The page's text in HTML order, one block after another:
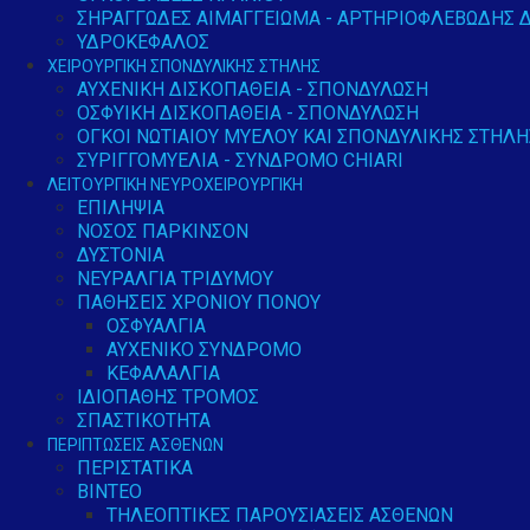
ΣΗΡΑΓΓΏΔΕΣ ΑΙΜΑΓΓΕΊΩΜΑ - ΑΡΤΗΡΙΟΦΛΕΒΏΔΗΣ
ΥΔΡΟΚΈΦΑΛΟΣ
ΧΕΙΡΟΥΡΓΙΚΉ ΣΠΟΝΔΥΛΙΚΉΣ ΣΤΉΛΗΣ
ΑΥΧΕΝΙΚΉ ΔΙΣΚΟΠΆΘΕΙΑ - ΣΠΟΝΔΎΛΩΣΗ
ΟΣΦΥΙΚΉ ΔΙΣΚΟΠΆΘΕΙΑ - ΣΠΟΝΔΎΛΩΣΗ
ΟΓΚΟΙ ΝΩΤΙΑΊΟΥ ΜΥΕΛΟΎ ΚΑΙ ΣΠΟΝΔΥΛΙΚΉΣ
ΣΥΡΙΓΓΟΜΥΕΛΊΑ - ΣΎΝΔΡΟΜΟ CHIARI
ΛΕΙΤΟΥΡΓΙΚΉ ΝΕΥΡΟΧΕΙΡΟΥΡΓΙΚΉ
ΕΠΙΛΗΨΊΑ
ΝΌΣΟΣ ΠΆΡΚΙΝΣΟΝ
ΔΥΣΤΟΝΊΑ
ΝΕΥΡΑΛΓΊΑ ΤΡΙΔΎΜΟΥ
ΠΑΘΉΣΕΙΣ ΧΡΌΝΙΟΥ ΠΌΝΟΥ
ΟΣΦΥΑΛΓΊΑ
ΑΥΧΕΝΙΚΌ ΣΎΝΔΡΟΜΟ
ΚΕΦΑΛΑΛΓΊΑ
ΙΔΙΟΠΑΘΉΣ ΤΡΌΜΟΣ
ΣΠΑΣΤΙΚΌΤΗΤΑ
ΠΕΡΙΠΤΏΣΕΙΣ ΑΣΘΕΝΏΝ
ΠΕΡΙΣΤΑΤΙΚΆ
ΒΊΝΤΕΟ
ΤΗΛΕΟΠΤΙΚΈΣ ΠΑΡΟΥΣΙΆΣΕΙΣ ΑΣΘΕΝΏΝ